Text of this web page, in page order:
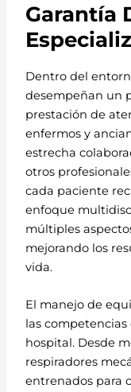
Garantía
Dentro del
desempeñan un
prestación de
enfermos y
estrecha
otros
cada paciente
enfoque
múltiples
mejorando los
vida.
El manejo de
las competencias
hospital. Desde
respiradores
entrenados para